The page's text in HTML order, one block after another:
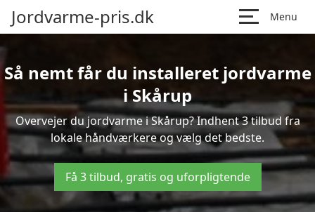
Jordvarme-pris.dk Menu
Så nemt får du installeret jordvarme
i Skårup
Overvejer du jordvarme i Skårup? Indhent 3 tilbud fra
lokale håndværkere og vælg det bedste.
Få 3 tilbud, gratis og uforpligtende